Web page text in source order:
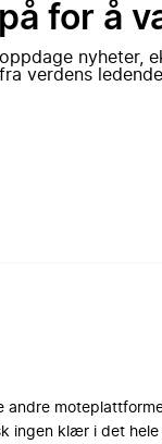
for å
nyheter,
verdens
andre
ingen klær i det